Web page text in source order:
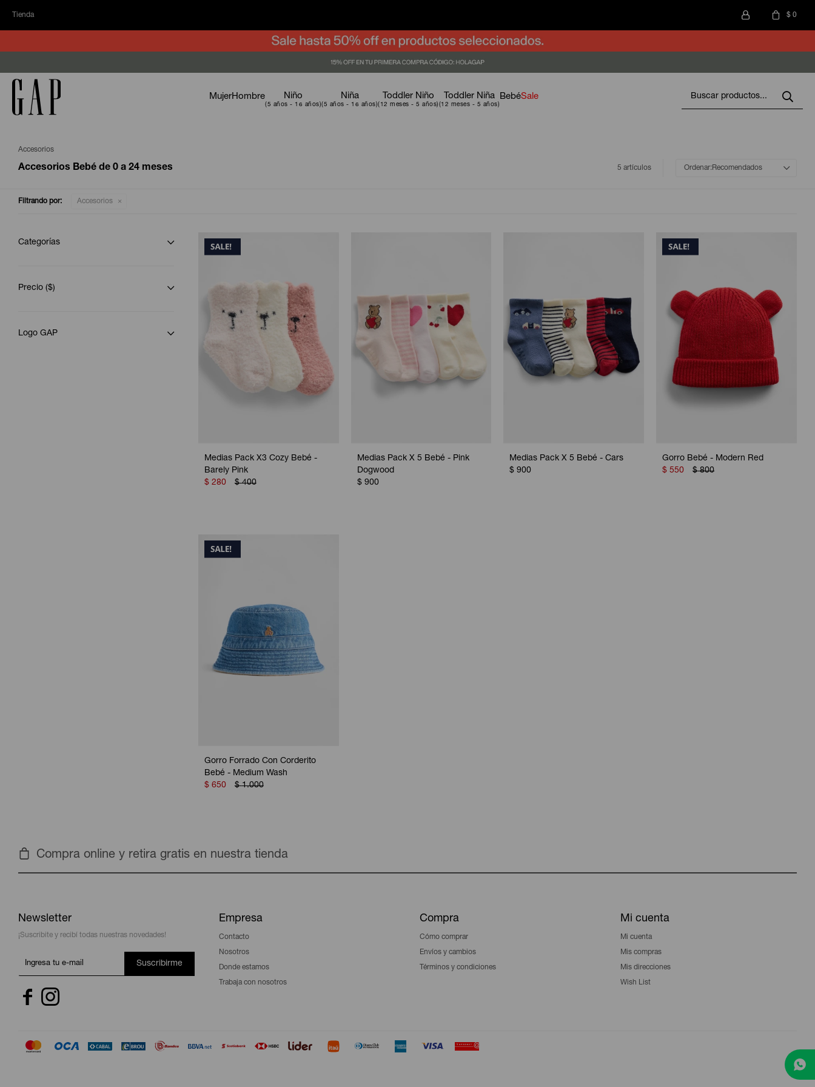
Tienda $ 0
MujerHombre Niño Niña Toddler Niño Toddler Niña BebéSale
Accesorios
Accesorios Bebé de 0 a 24 meses 5 artículos Recomendados
Filtrando por: Accesorios
Medias Pack X3 Cozy Bebé -
Barely Pink
$ 280 $ 400
Medias Pack X 5 Bebé - Pink
Dogwood
$ 900
Medias Pack X 5 Bebé - Cars
$ 900
Gorro Bebé - Modern Red
$ 550 $ 800
Gorro Forrado Con Corderito
Bebé - Medium Wash
$ 650 $ 1.000
Categorías
Precio ($)
Logo GAP
Compra online y retira gratis en nuestra tienda
Newsletter
¡Suscribite y recibí todas nuestras novedades!
Suscribirme
 
Empresa
Contacto
Nosotros
Donde estamos
Trabaja con nosotros
Compra
Cómo comprar
Envíos y cambios
Términos y condiciones
Mi cuenta
Mi cuenta
Mis compras
Mis direcciones
Wish List